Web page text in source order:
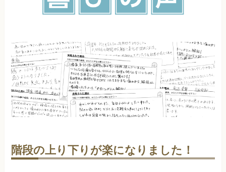
階段の上り下りが楽になりました！